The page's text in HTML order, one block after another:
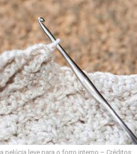
pelúcia leve para o forro interno – Créditos: